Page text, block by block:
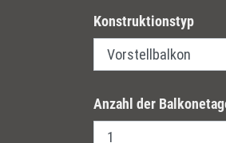
Konstruktionstyp
Anzahl der